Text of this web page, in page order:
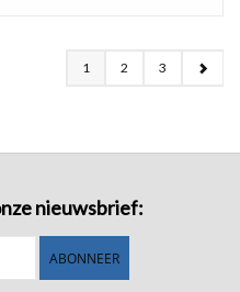
1 2 3
nieuwsbrief:
ABONNEER